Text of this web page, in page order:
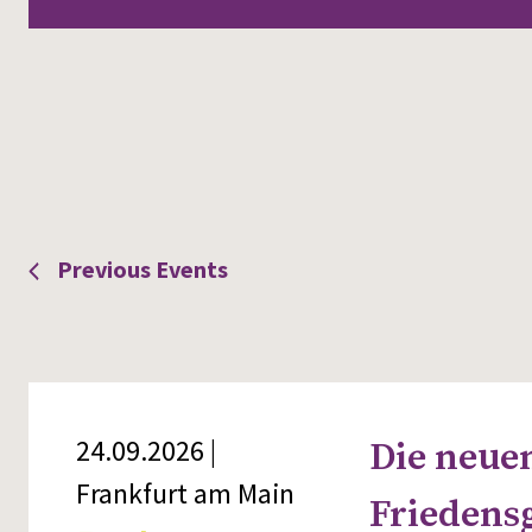
Previous Events
24.09.2026 |
Frankfurt am Main
Die